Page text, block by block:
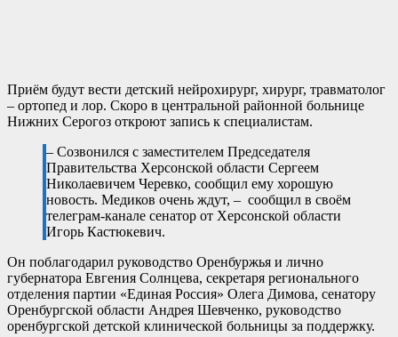
Приём будут вести детский нейрохирург, хирург, травматолог
– ортопед и лор. Скоро в центральной районной больнице
Нижних Серогоз откроют запись к специалистам.
– Созвонился с заместителем Председателя
Правительства Херсонской области Сергеем
Николаевичем Черевко, сообщил ему хорошую
новость. Медиков очень ждут, – сообщил в своём
телеграм-канале сенатор от Херсонской области
Игорь Кастюкевич.
Он поблагодарил руководство Оренбуржья и лично
губернатора Евгения Солнцева, секретаря регионального
отделения партии «Единая Россия» Олега Димова, сенатору
Оренбургской области Андрея Шевченко, руководство
оренбургской детской клинической больницы за поддержку.